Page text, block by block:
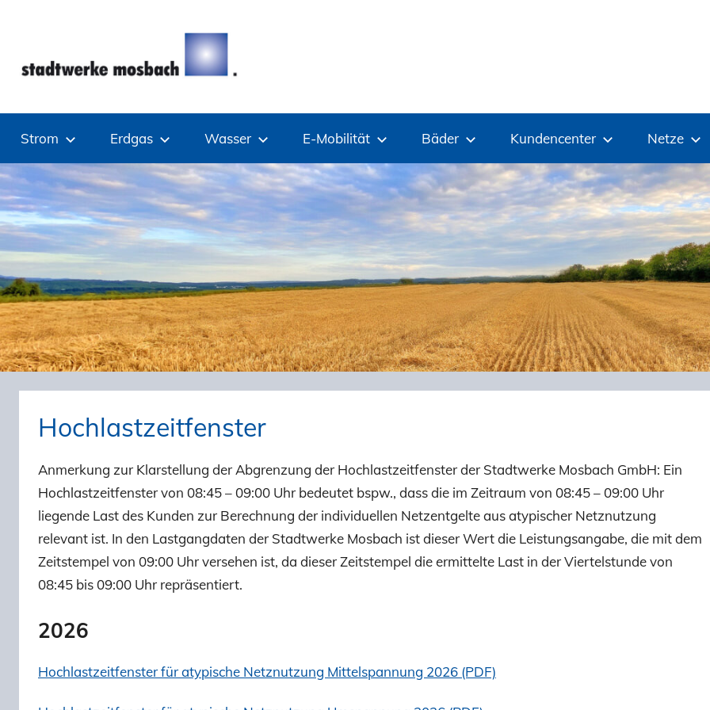
springen
Stadtwerke
Mosbach
Strom Erdgas Wasser E-Mobilität Bäder Kundencenter Netze
Hochlastzeitfenster
Anmerkung zur Klarstellung der Abgrenzung der Hochlastzeitfenster der Stadtwerke Mosbach GmbH: Ein
Hochlastzeitfenster von 08:45 – 09:00 Uhr bedeutet bspw., dass die im Zeitraum von 08:45 – 09:00 Uhr
liegende Last des Kunden zur Berechnung der individuellen Netzentgelte aus atypischer Netznutzung
relevant ist. In den Lastgangdaten der Stadtwerke Mosbach ist dieser Wert die Leistungsangabe, die mit dem
Zeitstempel von 09:00 Uhr versehen ist, da dieser Zeitstempel die ermittelte Last in der Viertelstunde von
08:45 bis 09:00 Uhr repräsentiert.
2026
Hochlastzeitfenster für atypische Netznutzung Mittelspannung 2026 (PDF)